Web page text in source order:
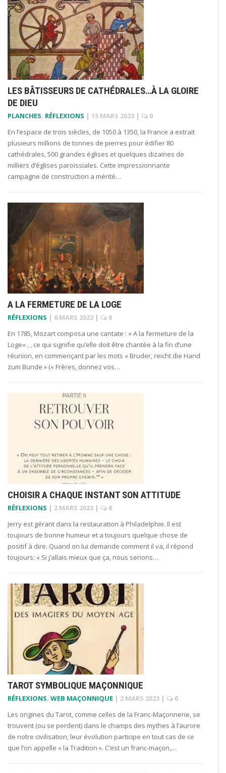
LES BÂTISSEURS DE CATHÉDRALES…À LA GLOIRE
DE DIEU
PLANCHES, RÉFLEXIONS | 15 MARS 2023 |
0
En l’espace de trois siècles, de 1050 à 1350, la France a extrait
plusieurs millions de tonnes de pierres pour édifier 80
cathédrales, 500 grandes églises et quelques dizaines de
milliers d’églises paroissiales. Cette impressionnante
campagne de construction a mérité…
A LA FERMETURE DE LA LOGE
RÉFLEXIONS | 6 MARS 2023 |
0
En 1785, Mozart composa une cantate : « A la fermeture de la
Loge« , , ce qui signifie qu’elle doit être chantée à la fin d’une
réunion, en commençant par les mots « Bruder, reicht die Hand
zum Bunde » (« Frères, donnez vos…
CHOISIR A CHAQUE INSTANT SON ATTITUDE
RÉFLEXIONS | 2 MARS 2023 |
0
Jerry est gérant dans la restauration à Philadelphie. Il est
toujours de bonne humeur et a toujours quelque chose de
positif à dire. Quand on lui demande comment il va, il répond
toujours: « Si j’allais mieux que ça, nous serions…
TAROT SYMBOLIQUE MAÇONNIQUE
RÉFLEXIONS, WEB MAÇONNIQUE | 2 MARS 2023 |
0
Les origines du Tarot, comme celles de la Franc-Maçonnerie, se
trouvent (ou se perdent) dans le champs des mythes à l’aurore
de notre civilisation; leur évolution participe en tout cas de ce
que l’on appelle « la Tradition ». C’est un franc-maçon,…